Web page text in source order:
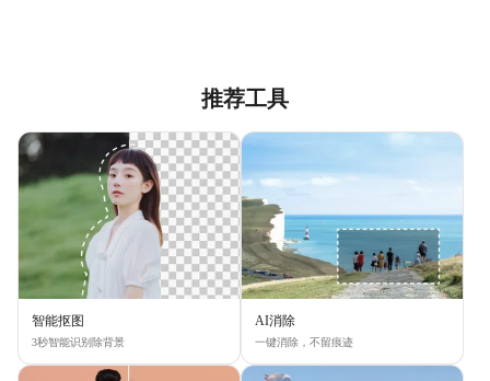
推荐工具
智能抠图
3秒智能识别除背景
AI消除
一键消除，不留痕迹